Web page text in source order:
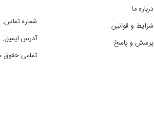
درباره ما
شرایط و قوانین
پرسش و پاسخ
شماره تماس:
آدرس ایمیل:
تمامی حقوق